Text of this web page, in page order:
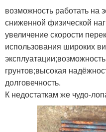
возможность работать на
сниженной физической
увеличение скорости
использования широких
грунтов;высокая
долговечность.
К недостаткам же чудо-